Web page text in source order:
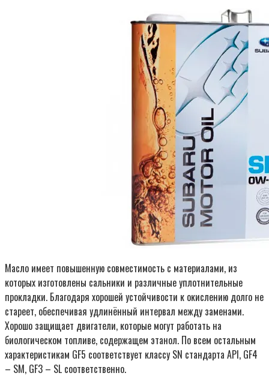
Масло имеет повышенную совместимость с материалами, из
которых изготовлены сальники и различные уплотнительные
прокладки. Благодаря хорошей устойчивости к окислению долго не
стареет, обеспечивая удлинённый интервал между заменами.
Хорошо защищает двигатели, которые могут работать на
биологическом топливе, содержащем этанол. По всем остальным
характеристикам GF5 соответствует классу SN стандарта API, GF4
– SM, GF3 – SL соответственно.